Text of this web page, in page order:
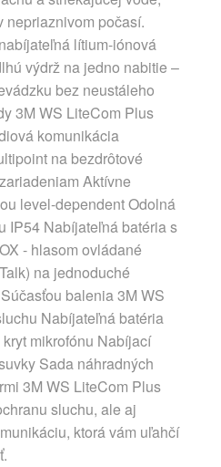
nepriaznivom počasí.
lítium-iónová
výdrž na jedno nabitie –
bez neustáleho
3M WS LiteCom Plus
komunikácia
na bezdrôtové
Aktívne
level-dependent Odolná
IP54 Nabíjateľná batéria s
- hlasom ovládané
na jednoduché
balenia 3M WS
Nabíjateľná batéria
mikrofónu Nabíjací
Sada náhradných
3M WS LiteCom Plus
sluchu, ale aj
ktorá vám uľahčí